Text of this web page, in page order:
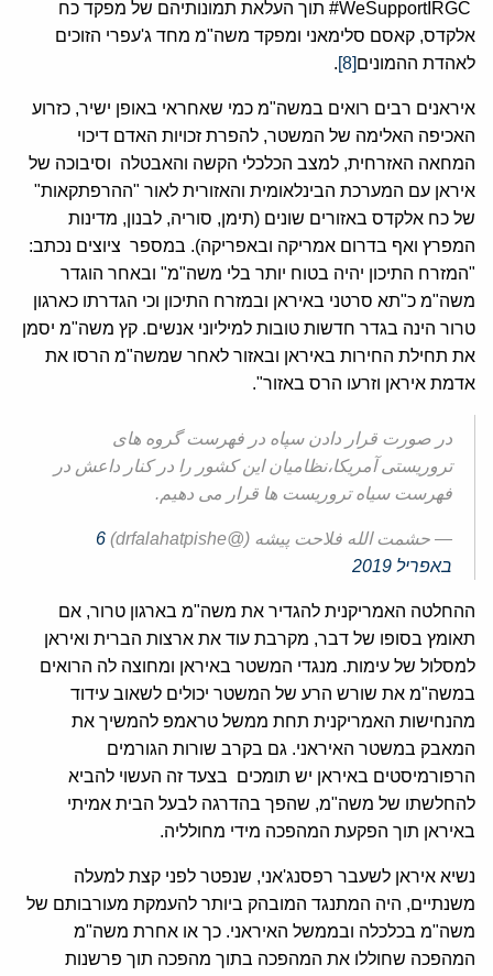
WeSupportIRGC# תוך העלאת תמונותיהם של מפקד כח
אלקדס, קאסם סלימאני ומפקד משה"מ מחד ג'עפרי הזוכים
לאהדת ההמונים
.
איראנים רבים רואים במשה"מ כמי שאחראי באופן ישיר, כזרוע
האכיפה האלימה של המשטר, להפרת זכויות האדם דיכוי
המחאה האזרחית, למצב הכלכלי הקשה והאבטלה וסיבוכה של
איראן עם המערכת הבינלאומית והאזורית לאור "ההרפתקאות"
של כח אלקדס באזורים שונים (תימן, סוריה, לבנון, מדינות
המפרץ ואף בדרום אמריקה ובאפריקה). במספר ציוצים נכתב:
"המזרח התיכון יהיה בטוח יותר בלי משה"מ" ובאחר הוגדר
משה"מ כ"תא סרטני באיראן ובמזרח התיכון וכי הגדרתו כארגון
טרור הינה בגדר חדשות טובות למיליוני אנשים. קץ משה"מ יסמן
את תחילת החירות באיראן ובאזור לאחר שמשה"מ הרסו את
אדמת איראן וזרעו הרס באזור".
در صورت قرار دادن سپاه در فهرست گروه های
تروریستی آمریکا،نظامیان این کشور را در کنار داعش در
فهرست سیاه تروریست ها قرار می دهیم.
— حشمت الله فلاحت پیشه (@drfalahatpishe)
6
באפריל 2019
ההחלטה האמריקנית להגדיר את משה"מ בארגון טרור, אם
תאומץ בסופו של דבר, מקרבת עוד את ארצות הברית ואיראן
למסלול של עימות. מנגדי המשטר באיראן ומחוצה לה הרואים
במשה"מ את שורש הרע של המשטר יכולים לשאוב עידוד
מהנחישות האמריקנית תחת ממשל טראמפ להמשיך את
המאבק במשטר האיראני. גם בקרב שורות הגורמים
הרפורמיסטים באיראן יש תומכים בצעד זה העשוי להביא
להחלשתו של משה"מ, שהפך בהדרגה לבעל הבית אמיתי
באיראן תוך הפקעת המהפכה מידי מחולליה.
נשיא איראן לשעבר רפסנג'אני, שנפטר לפני קצת למעלה
משנתיים, היה המתנגד המובהק ביותר להעמקת מעורבותם של
משה"מ בכלכלה ובממשל האיראני. כך או אחרת משה"מ
המהפכה שחוללו את המהפכה בתוך מהפכה תוך פרשנות